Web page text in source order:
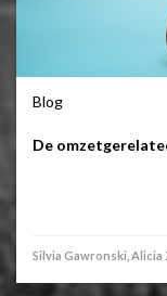
Blog
De
Silvia Gawronski, Alicia